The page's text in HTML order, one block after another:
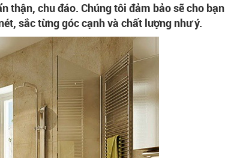
thận, chu đáo. Chúng tôi đảm bảo sẽ cho bạn
sắc từng góc cạnh và chất lượng như ý.